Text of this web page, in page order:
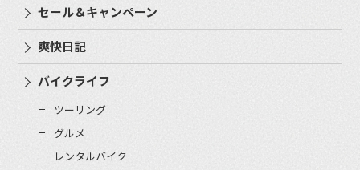
セール＆キャンペーン
爽快日記
バイクライフ
ツーリング
グルメ
レンタルバイク